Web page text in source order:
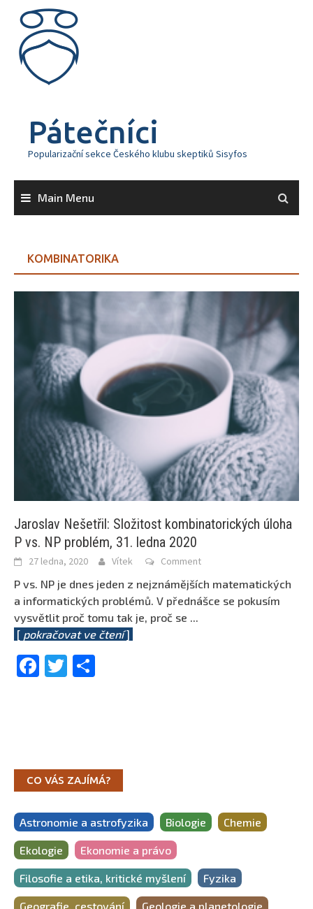
content
Pátečníci
Popularizační sekce Českého klubu skeptiků Sisyfos
Main Menu
KOMBINATORIKA
Jaroslav Nešetřil: Složitost kombinatorických úloha
P vs. NP problém, 31. ledna 2020
27 ledna, 2020 Vítek Comment
P vs. NP je dnes jeden z nejznámějších matematických
a informatických problémů. V přednášce se pokusím
vysvětlit proč tomu tak je, proč se ...
[ pokračovat ve čtení]
Facebook
Twitter
CO VÁS ZAJÍMÁ?
Astronomie a astrofyzika Biologie Chemie
Ekologie Ekonomie a právo
Filosofie a etika, kritické myšlení Fyzika
Geografie, cestování Geologie a planetologie